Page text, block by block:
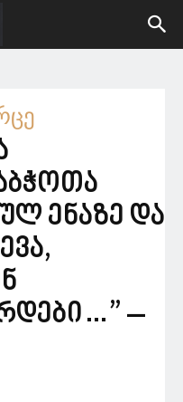
ენაზე და
–